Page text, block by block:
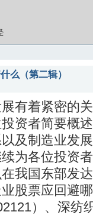
么（第二辑）
有着紧密的
资者简要概
及制造业发
为各位投资
我国东部发
股票应回避
）、深纺